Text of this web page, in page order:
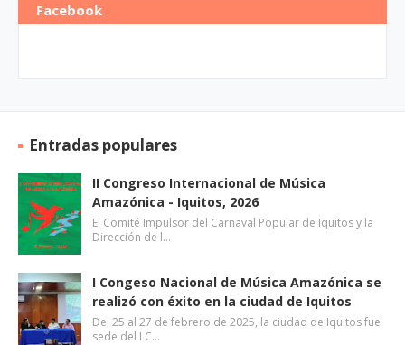
Facebook
Entradas populares
II Congreso Internacional de Música
Amazónica - Iquitos, 2026
El Comité Impulsor del Carnaval Popular de Iquitos y la
Dirección de l…
I Congeso Nacional de Música Amazónica se
realizó con éxito en la ciudad de Iquitos
Del 25 al 27 de febrero de 2025, la ciudad de Iquitos fue
sede del I C…